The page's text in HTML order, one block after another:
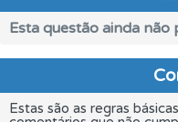
Esta questão ainda não
Estas são as regras